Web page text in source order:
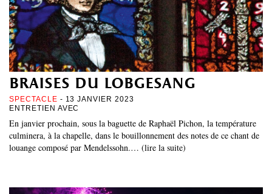
LES +
ABONNEMENT GRATUIT AU MAGAZINE
braises du lobgesang
SPECTACLE - 13 JANVIER 2023
ENTRETIEN AVEC
En janvier prochain, sous la baguette de Raphaël Pichon, la température
culminera, à la chapelle, dans le bouillonnement des notes de ce chant de
louange composé par Mendelssohn.… (lire la suite)